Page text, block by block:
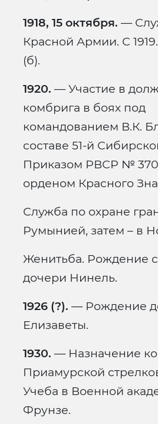
1918, 15 октября. —
Красной Армии. С
(б).
1920. — Участие в
комбрига в боях под
командованием В.К.
составе 51-й
Приказом РВСР №
орденом Красного
Служба по охране
Румынией, затем – в
Женитьба. Рождение
дочери Нинель.
1926 (?). — Рождение
Елизаветы.
1930. — Назначение
Приамурской
Учеба в Военной
Фрунзе.